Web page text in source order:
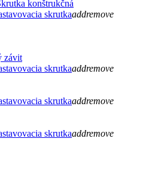
konštrukčná
skrutkaaddremove
závit
skrutkaaddremove
skrutkaaddremove
skrutkaaddremove